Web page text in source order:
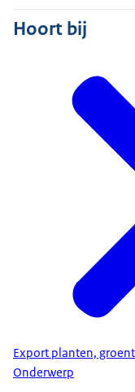
Hoort bij
Export planten,
Onderwerp